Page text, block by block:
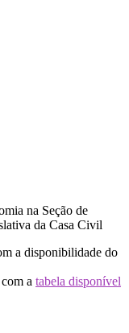
na Seção de
da Casa Civil
a disponibilidade do
a tabela disponível